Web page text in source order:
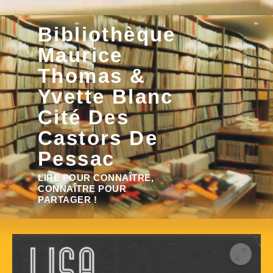
Aller
au
contenuBibliothèque
Maurice
Thomas &
Yvette Blanc
Cité Des
Castors De
Pessac
LIRE POUR CONNAÎTRE,
CONNAÎTRE POUR
PARTAGER !
Rechercher :